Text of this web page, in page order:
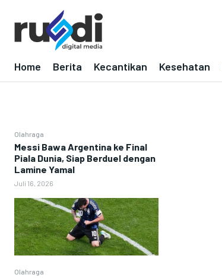
Home Berita Kecantikan Kesehatan
Olahraga
Messi Bawa Argentina ke Final
Piala Dunia, Siap Berduel dengan
Lamine Yamal
Juli 16, 2026
Olahraga